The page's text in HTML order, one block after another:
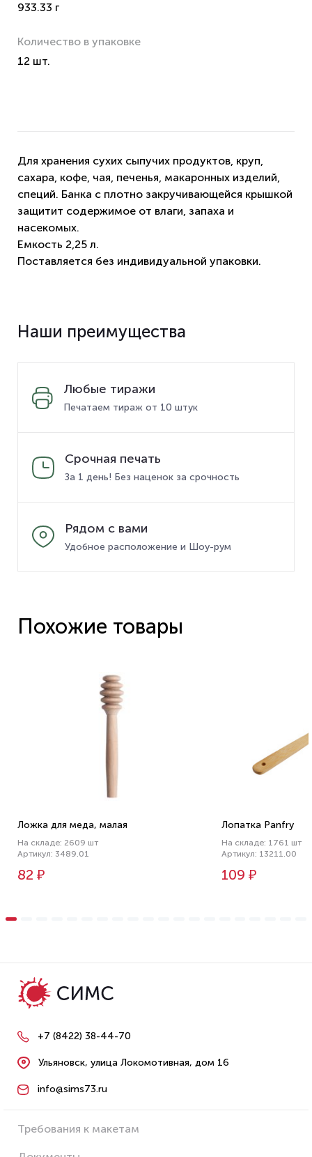
933.33 г
Количество в упаковке
12 шт.
Для хранения сухих сыпучих продуктов, круп,
сахара, кофе, чая, печенья, макаронных изделий,
специй. Банка с плотно закручивающейся крышкой
защитит содержимое от влаги, запаха и
насекомых.
Емкость 2,25 л.
Поставляется без индивидуальной упаковки.
Наши преимущества
Любые тиражи
Печатаем тираж от 10 штук
Срочная печать
За 1 день! Без наценок за срочность
Рядом с вами
Удобное расположение и Шоу-рум
Похожие товары
Ложка для меда, малая
На складе: 2609 шт
Артикул: 3489.01
82 ₽
Лопатка Panfry
На складе: 1761 шт
Артикул: 13211.00
109 ₽
+7 (8422) 38-44-70
Ульяновск, улица Локомотивная, дом 16
info@sims73.ru
Требования к макетам